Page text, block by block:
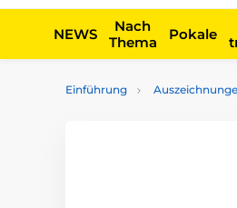
NEWS
Nach
Thema
Pokale
Einführung